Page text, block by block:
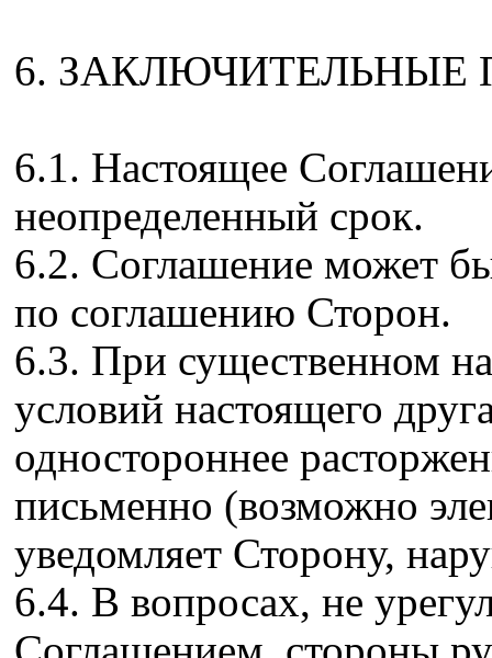
6.
6.1. Настоящее
неопределенный срок.
6.2. Соглашение может
по соглашению Сторон.
6.3. При существенном
условий настоящего
одностороннее
письменно (возможно
уведомляет Сторону,
6.4. В вопросах, не